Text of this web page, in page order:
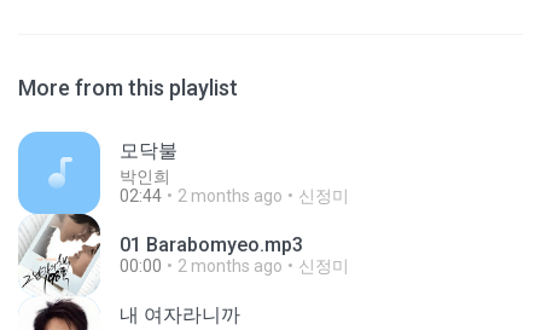
More from this playlist
모닥불
박인희
02:44
2 months ago 신정미
01 Barabomyeo.mp3
00:00 2 months ago 신정미
내 여자라니까